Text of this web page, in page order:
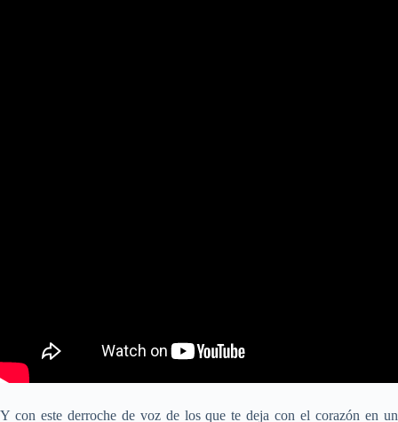
Y con este derroche de voz de los que te deja con el corazón en un